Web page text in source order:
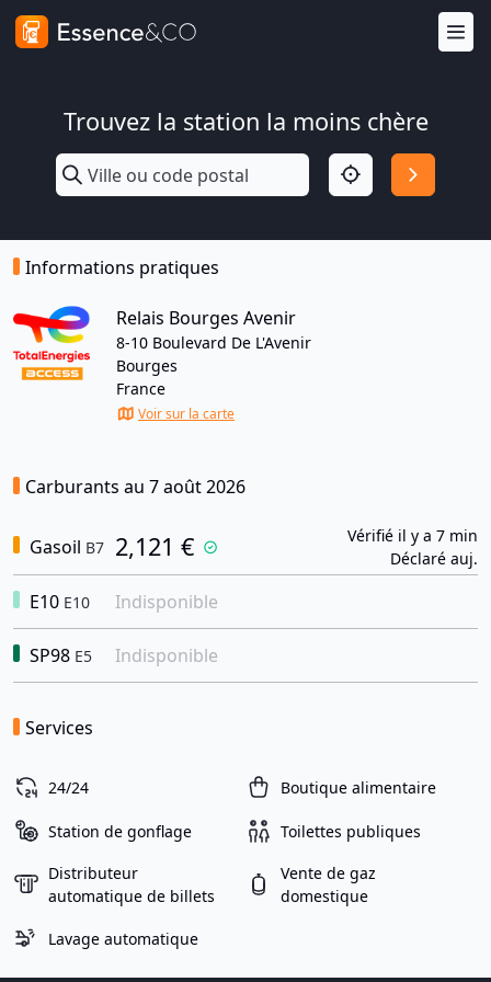
Trouvez la station la moins chère
Informations pratiques
Relais Bourges Avenir
8-10 Boulevard De L'Avenir
Bourges
France
Voir sur la carte
Carburants au 7 août 2026
Gasoil B7 2,121 €
Vérifié il y a 7 min
Déclaré auj.
E10 E10 Indisponible
SP98 E5 Indisponible
Services
24/24 Boutique alimentaire
Station de gonflage Toilettes publiques
Distributeur
automatique de billets
Vente de gaz
domestique
Lavage automatique